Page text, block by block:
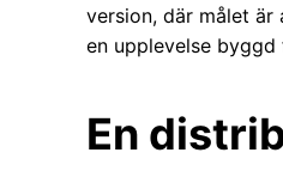
version, där målet
en upplevelse
En